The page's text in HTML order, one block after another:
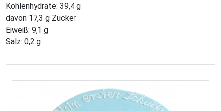
Kohlenhydrate: 39,4 g
davon 17,3 g Zucker
Eiweiß: 9,1 g
Salz: 0,2 g